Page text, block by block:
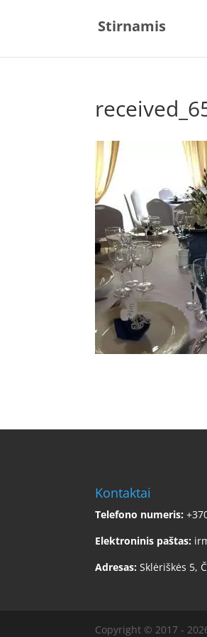
Stirnamis
Kontaktai
Telefono numeris:
Elektroninis paštas:
Adresas: Sklėriškės 5,
Copyright © 2017 -